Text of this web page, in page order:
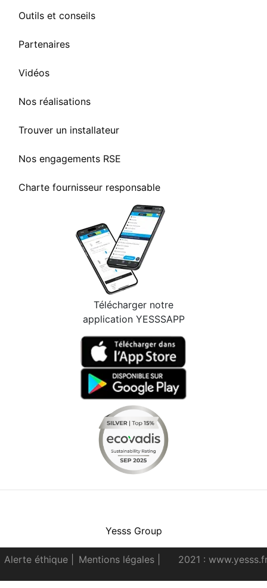
Outils et conseils
Partenaires
Vidéos
Nos réalisations
Trouver un installateur
Nos engagements RSE
Charte fournisseur responsable
Télécharger notre
application YESSSAPP
Yesss Group
Alerte éthique Mentions légales 2021 :